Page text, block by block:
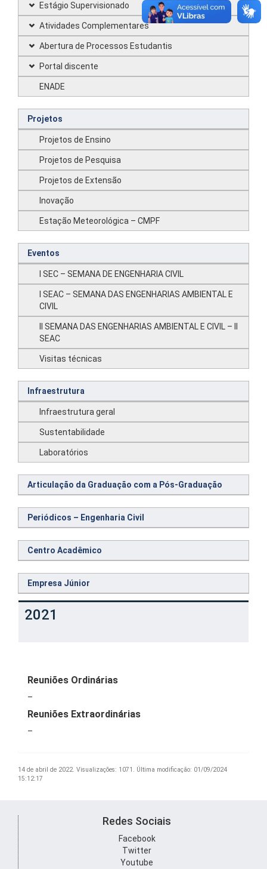
Estágio Supervisionado
Atividades Complementares
Abertura de Processos Estudantis
Portal discente
ENADE
Projetos
Projetos de Ensino
Projetos de Pesquisa
Projetos de Extensão
Inovação
Estação Meteorológica – CMPF
Eventos
I SEC – SEMANA DE ENGENHARIA CIVIL
I SEAC – SEMANA DAS ENGENHARIAS AMBIENTAL E
CIVIL
II SEMANA DAS ENGENHARIAS AMBIENTAL E CIVIL – II
SEAC
Visitas técnicas
Infraestrutura
Infraestrutura geral
Sustentabilidade
Laboratórios
Articulação da Graduação com a Pós-Graduação
Periódicos – Engenharia Civil
Centro Acadêmico
Empresa Júnior
2021
Reuniões Ordinárias
–
Reuniões Extraordinárias
–
14 de abril de 2022. Visualizações: 1071. Última modificação: 01/09/2024
15:12:17
Redes Sociais
Facebook
Twitter
Youtube